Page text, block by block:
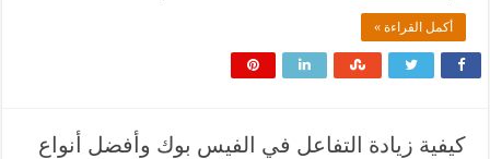
أكمل القراءة »
كيفية زيادة التفاعل في الفيس بوك وأفضل أنواع